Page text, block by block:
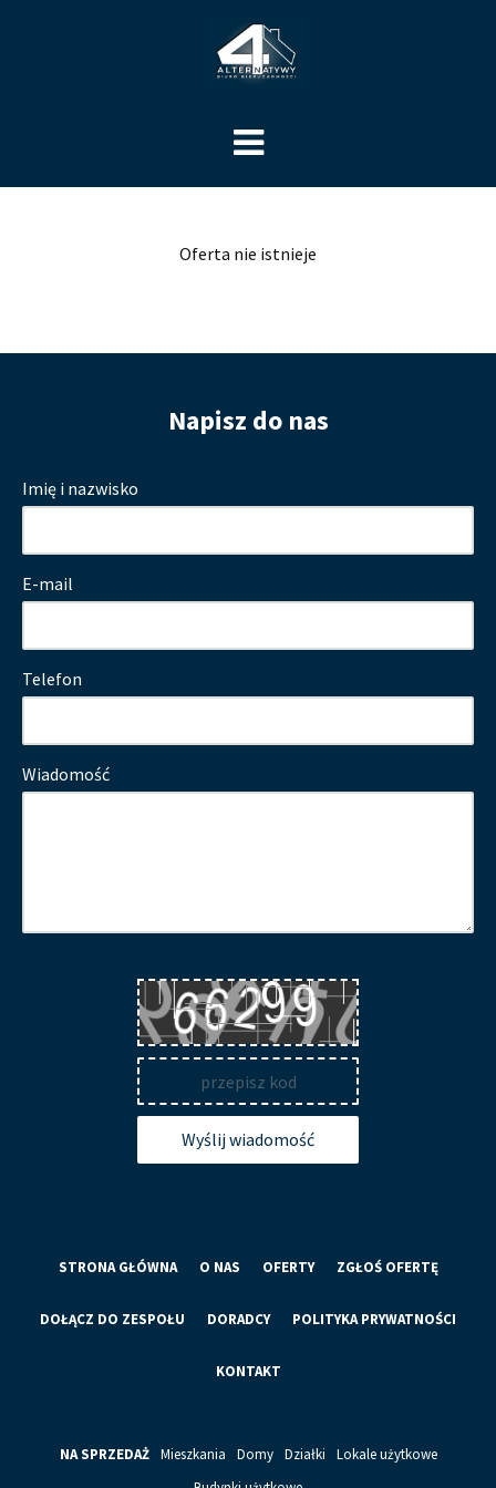
Oferta nie istnieje
Napisz do nas
Imię i nazwisko
E-mail
Telefon
Wiadomość
Wyślij wiadomość
STRONA GŁÓWNA O NAS OFERTY ZGŁOŚ OFERTĘ
DOŁĄCZ DO ZESPOŁU DORADCY POLITYKA PRYWATNOŚCI
KONTAKT
NA SPRZEDAŻ Mieszkania Domy Działki
Lokale użytkowe